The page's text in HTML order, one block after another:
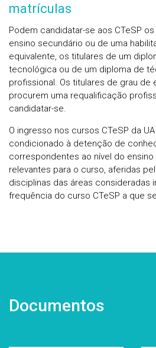
matrículas
Podem candidatar-se aos CTeSP
ensino secundário ou de uma
equivalente, os titulares de um
tecnológica ou de um diploma de
profissional. Os titulares de grau de
procurem uma requalificação
candidatar-se.
O ingresso nos cursos CTeSP da
condicionado à detenção de
correspondentes ao nível do
relevantes para o curso, aferidas
disciplinas das áreas consideradas
frequência do curso CTeSP a que
Documentos